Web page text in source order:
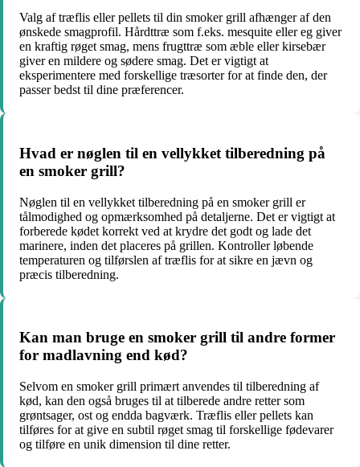
Valg af træflis eller pellets til din smoker grill afhænger af den
ønskede smagprofil. Hårdttræ som f.eks. mesquite eller eg giver
en kraftig røget smag, mens frugttræ som æble eller kirsebær
giver en mildere og sødere smag. Det er vigtigt at
eksperimentere med forskellige træsorter for at finde den, der
passer bedst til dine præferencer.
Hvad er nøglen til en vellykket tilberedning på
en smoker grill?
Nøglen til en vellykket tilberedning på en smoker grill er
tålmodighed og opmærksomhed på detaljerne. Det er vigtigt at
forberede kødet korrekt ved at krydre det godt og lade det
marinere, inden det placeres på grillen. Kontroller løbende
temperaturen og tilførslen af træflis for at sikre en jævn og
præcis tilberedning.
Kan man bruge en smoker grill til andre former
for madlavning end kød?
Selvom en smoker grill primært anvendes til tilberedning af
kød, kan den også bruges til at tilberede andre retter som
grøntsager, ost og endda bagværk. Træflis eller pellets kan
tilføres for at give en subtil røget smag til forskellige fødevarer
og tilføre en unik dimension til dine retter.